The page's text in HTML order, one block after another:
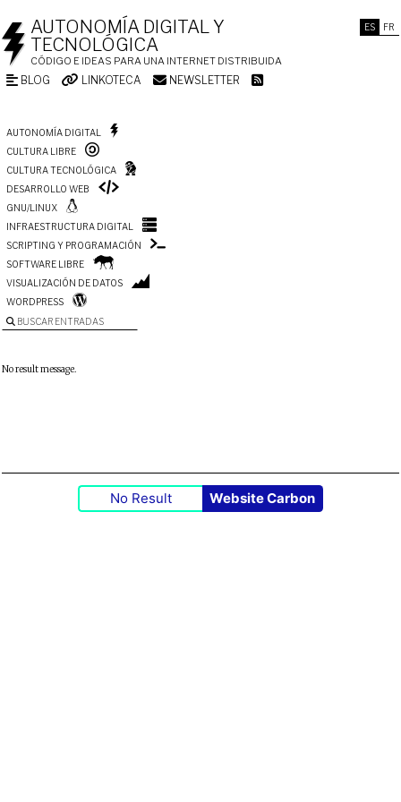
ES FR
AUTONOMÍA DIGITAL Y
TECNOLÓGICA
CÓDIGO E IDEAS PARA UNA INTERNET DISTRIBUIDA
BLOG LINKOTECA NEWSLETTER
AUTONOMÍA DIGITAL
CULTURA LIBRE
CULTURA TECNOLÓGICA
DESARROLLO WEB
GNU/LINUX
INFRAESTRUCTURA DIGITAL
SCRIPTING Y PROGRAMACIÓN
SOFTWARE LIBRE
VISUALIZACIÓN DE DATOS
WORDPRESS
BUSCAR ENTRADAS
No result message.
No Result Website Carbon